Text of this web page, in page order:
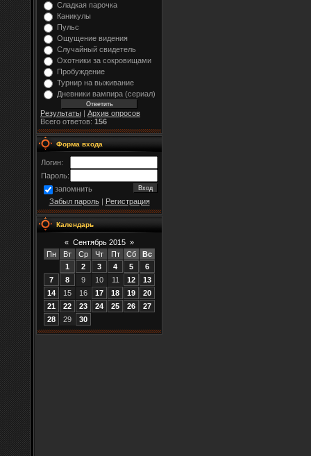
Сладкая парочка
Каникулы
Пульс
Ощущение видения
Случайный свидетель
Охотники за сокровищами
Пробуждение
Турнир на выживание
Дневники вампира (сериал)
Результаты
Архив опросов
Всего ответов: 156
Форма входа
Логин:
Пароль:
запомнить
Забыл пароль| Регистрация
Календарь
« Сентябрь 2015 »
Пн
Вт Ср Чт Пт Сб
Вс
1
2 3 4 5
6
7
8 9 10 11 12
13
14
15 16 17 18 19
20
21
22 23 24 25 26
27
28
29 30